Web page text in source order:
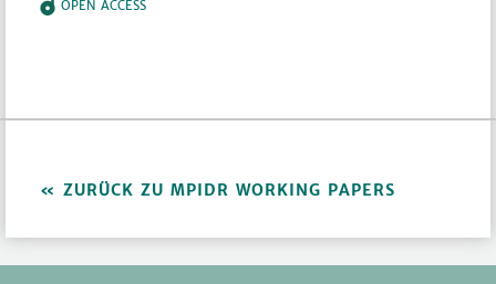
OPEN ACCESS
ZURÜCK ZU MPIDR WORKING PAPERS